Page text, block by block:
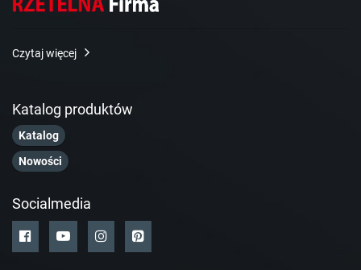
Czytaj więcej
Katalog produktów
Katalog
Nowości
Socialmedia